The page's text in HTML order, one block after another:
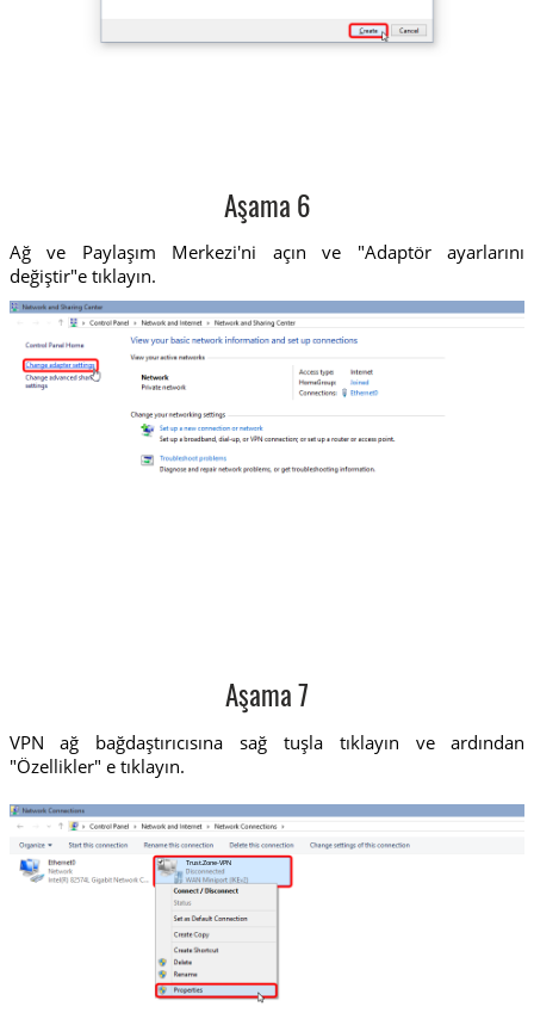
Aşama 6
Ağ ve Paylaşım Merkezi'ni açın ve "Adaptör ayarlarını
değiştir"e tıklayın.
Aşama 7
VPN ağ bağdaştırıcısına sağ tuşla tıklayın ve ardından
"Özellikler" e tıklayın.
Trust.Zone-VPN